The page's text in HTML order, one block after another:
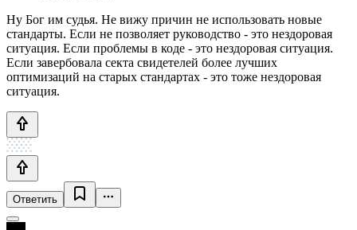
Ну Бог им судья. Не вижу причин не использовать новые
стандарты. Если не позволяет руководство - это нездоровая
ситуация. Если проблемы в коде - это нездоровая ситуация.
Если завербовала секта свидетелей более лучших
оптимизаций на старых стандартах - это тоже нездоровая
ситуация.
Ответить